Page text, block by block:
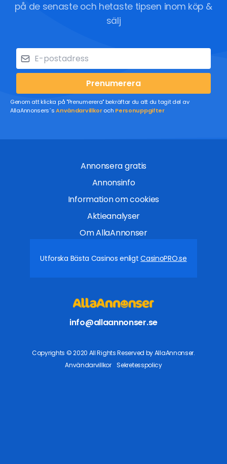
på de senaste och hetaste tipsen inom köp &
sälj
Prenumerera
Genom att klicka på "Prenumerera" bekräftar du att du tagit del av
AllaAnnonsers´sAnvändarvillkoroch Personuppgifter
Annonsera gratis
Annonsinfo
Information om cookies
Aktieanalyser
Om AllaAnnonser
Utforska Bästa Casinos enligtCasinoPRO.se
info@allaannonser.se
Copyrights © 2020 All Rights Reserved by AllaAnnonser.
Användarvillkor
Sekretesspolicy